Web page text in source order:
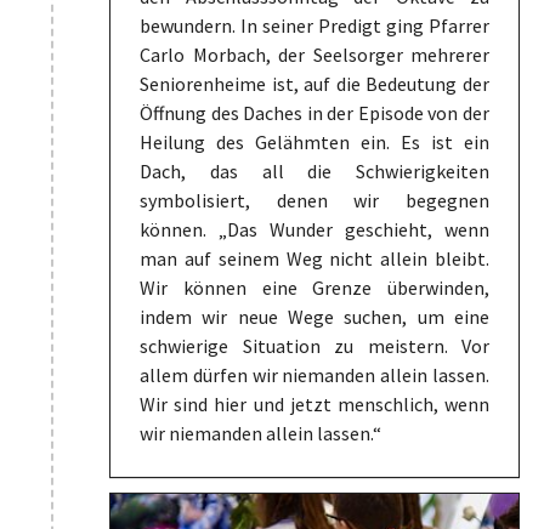
bewundern. In seiner Predigt ging Pfarrer
Carlo Morbach, der Seelsorger mehrerer
Seniorenheime ist, auf die Bedeutung der
Öffnung des Daches in der Episode von der
Heilung des Gelähmten ein. Es ist ein
Dach, das all die Schwierigkeiten
symbolisiert, denen wir begegnen
können. „Das Wunder geschieht, wenn
man auf seinem Weg nicht allein bleibt.
Wir können eine Grenze überwinden,
indem wir neue Wege suchen, um eine
schwierige Situation zu meistern. Vor
allem dürfen wir niemanden allein lassen.
Wir sind hier und jetzt menschlich, wenn
wir niemanden allein lassen.“